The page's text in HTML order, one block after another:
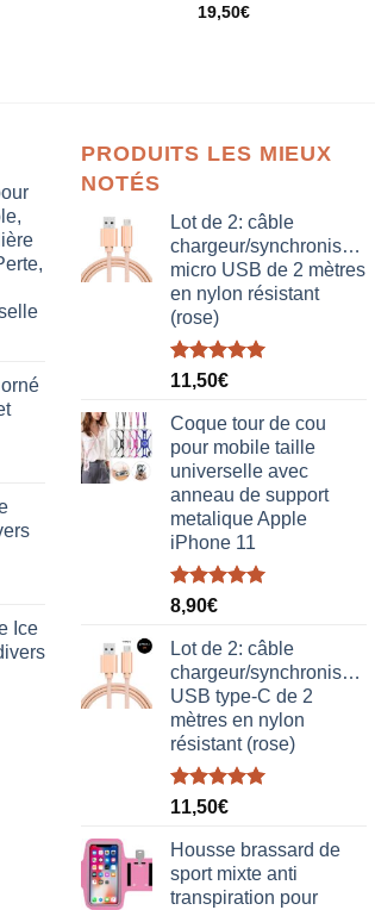
19,50€
:
:
Ice
PRODUITS LES MIEUX
NOTÉS
Lot de 2: câble
chargeur/synchronisation
micro USB de 2 mètres
en nylon résistant
(rose)
Note5.00
11,50€
Coque tour de cou
pour mobile taille
universelle avec
anneau de support
metalique Apple
iPhone 11
Note5.00
8,90€
Lot de 2: câble
chargeur/synchronisation
USB type-C de 2
mètres en nylon
résistant (rose)
Note5.00
11,50€
Housse brassard de
sport mixte anti
transpiration pour